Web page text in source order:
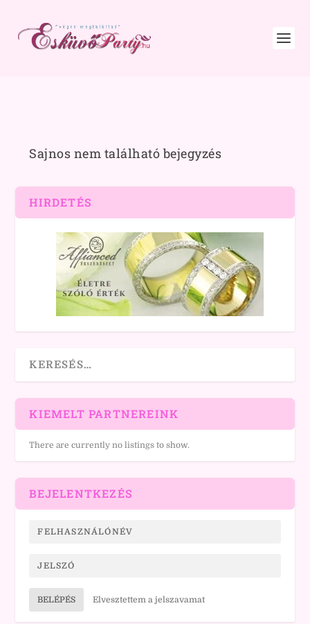
Sajnos nem található bejegyzés
HIRDETÉS
KIEMELT PARTNEREINK
There are currently no listings to show.
BEJELENTKEZÉS
BELÉPÉS Elvesztettem a jelszavamat